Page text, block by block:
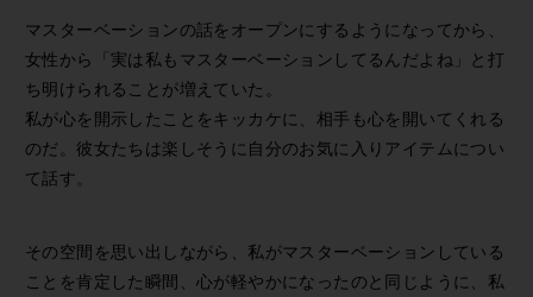
マスターベーションの話をオープンにするようになってから、
女性から「実は私もマスターベーションしてるんだよね」と打
ち明けられることが増えていた。
私が心を開示したことをキッカケに、相手も心を開いてくれる
のだ。彼女たちは楽しそうに自分のお気に入りアイテムについ
て話す。
その空間を思い出しながら、私がマスターベーションしている
ことを肯定した瞬間、心が軽やかになったのと同じように、私